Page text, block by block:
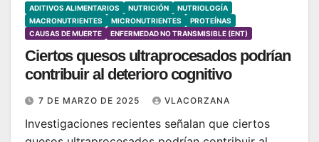
ADITIVOS ALIMENTARIOS NUTRICIÓN
NUTRIOLOGÍA
MACRONUTRIENTES
MICRONUTRIENTES
PROTEÍNAS
CAUSAS DE MUERTE
ENFERMEDAD NO TRANSMISIBLE (ENT)
Ciertos quesos ultraprocesados podrían
contribuir al deterioro cognitivo
7 DE MARZO DE 2025 VLACORZANA
Investigaciones recientes señalan que ciertos